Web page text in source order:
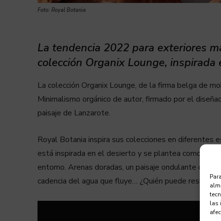
las
Foto: Royal Botania
La tendencia 2022 para exteriores
colección Organix Lounge,
La colección Organix Lounge, de la firma belga de
Minimalismo orgánico de autor, firmado por el
paisaje de Lanzarote.
Royal Botania inspira sus colecciones en diferentes
está inspirada en el desierto y se plantea como un
entorno. Arenas doradas, un paisaje ondulante de
cadencia del agua que fluye… ¿Quién puede